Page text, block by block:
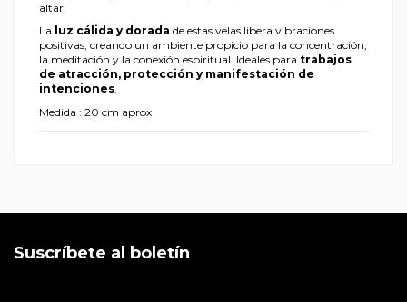
altar.
La luz cálida y dorada de estas velas libera vibraciones
positivas, creando un ambiente propicio para la concentración,
la meditación y la conexión espiritual. Ideales para trabajos
de atracción, protección y manifestación de
intenciones.
Medida : 20 cm aprox
Suscríbete al boletín